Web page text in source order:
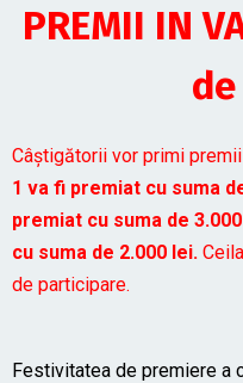
PREMII IN
de
Câștigătorii vor primi
1 va fi premiat cu suma
premiat cu suma de
cu suma de 2.000 lei.
de participare.
Festivitatea de premiere a